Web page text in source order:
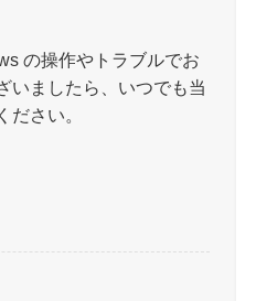
の操作やトラブルでお
いましたら、いつでも当
ださい。